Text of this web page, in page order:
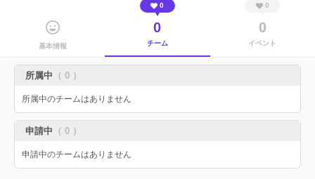
基本情報
0
0
チーム
0
0
イベント
所属中 （ 0 ）
所属中のチームはありません
申請中 （ 0 ）
申請中のチームはありません